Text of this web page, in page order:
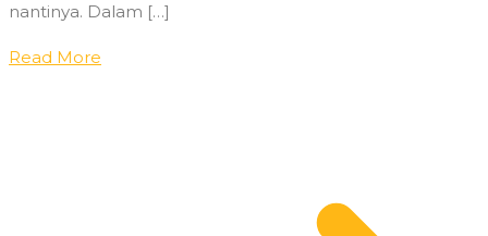
nantinya. Dalam […]
Read More